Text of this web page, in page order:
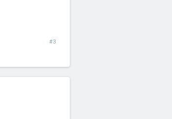
#3